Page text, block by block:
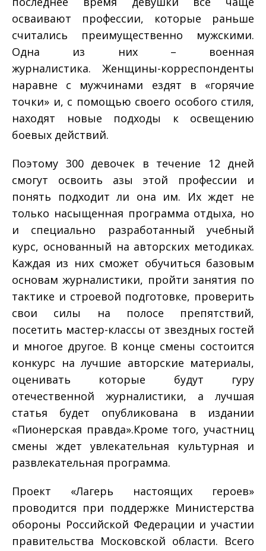
осваивают профессии, которые раньше
считались преимущественно мужскими.
Одна из них – военная
журналистика. Женщины-корреспонденты
наравне с мужчинами ездят в «горячие
точки» и, с помощью своего особого стиля,
находят новые подходы к освещению
боевых действий.
Поэтому 300 девочек в течение 12 дней
смогут освоить азы этой профессии и
понять подходит ли она им. Их ждет не
только насыщенная программа отдыха, но
и специально разработанный учебный
курс, основанный на авторских методиках.
Каждая из них сможет обучиться базовым
основам журналистики, пройти занятия по
тактике и строевой подготовке, проверить
свои силы на полосе препятствий,
посетить мастер-классы от звездных гостей
и многое другое. В конце смены состоится
конкурс на лучшие авторские материалы,
оценивать которые будут гуру
отечественной журналистики, а лучшая
статья будет опубликована в издании
«Пионерская правда».Кроме того, участниц
смены ждет увлекательная культурная и
развлекательная программа.
Проект «Лагерь настоящих героев»
проводится при поддержке Министерства
обороны Российской Федерации и участии
правительства Московской области. Всего